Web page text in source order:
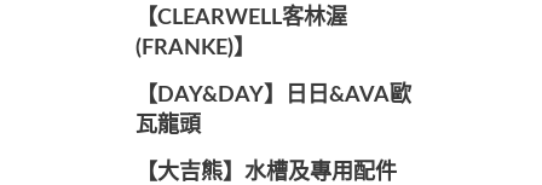
️【CLEARWELL客林渥
(FRANKE)】️
️【DAY&DAY】️日日&AVA歐
瓦龍頭
【大吉熊】水槽及專用配件